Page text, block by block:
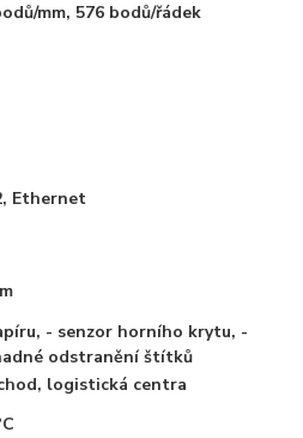
mm, 576 bodů/řádek
Ethernet
- senzor horního krytu, -
odstranění štítků
logistická centra